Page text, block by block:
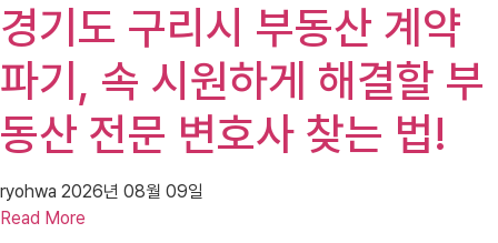
경기도 구리시 부동산 계약
파기, 속 시원하게 해결할 부
동산 전문 변호사 찾는 법!
ryohwa 2026년 08월 09일
Read More